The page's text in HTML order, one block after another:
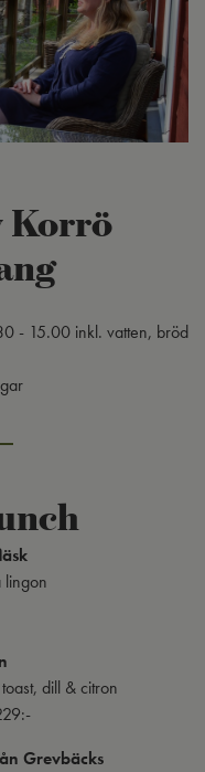
Korrö
- 15.00 inkl. vatten, bröd
lingon
dill & citron
Grevbäcks